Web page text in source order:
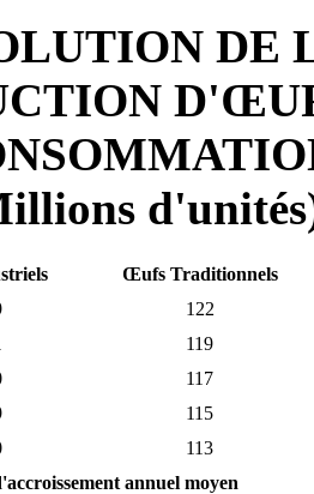
DE
Œufs Traditionnels
122
119
117
115
113
annuel moyen